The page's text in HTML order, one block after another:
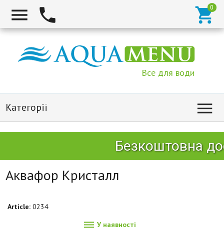
  
Все для води
Категорії 
Безкоштовна
Аквафор Кристалл
Article: 0234
 У наявності